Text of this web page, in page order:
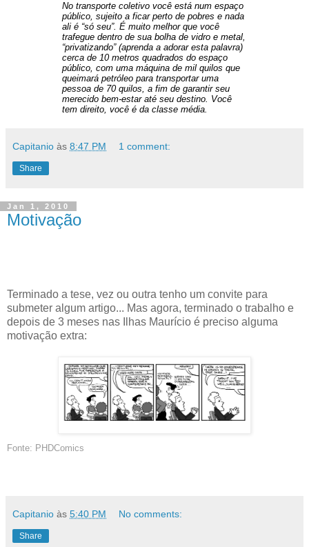
No transporte coletivo você está num espaço
público, sujeito a ficar perto de pobres e nada
ali é “só seu”. É muito melhor que você
trafegue dentro de sua bolha de vidro e metal,
“privatizando” (aprenda a adorar esta palavra)
cerca de 10 metros quadrados do espaço
público, com uma máquina de mil quilos que
queimará petróleo para transportar uma
pessoa de 70 quilos, a fim de garantir seu
merecido bem-estar até seu destino. Você
tem direito, você é da classe média.
Capitanio às 8:47 PM 1 comment:
Share
Jan 1, 2010
Motivação
Terminado a tese, vez ou outra tenho um convite para
submeter algum artigo... Mas agora, terminado o trabalho e
depois de 3 meses nas Ilhas Maurício é preciso alguma
motivação extra:
Fonte: PHDComics
Capitanio às 5:40 PM No comments:
Share